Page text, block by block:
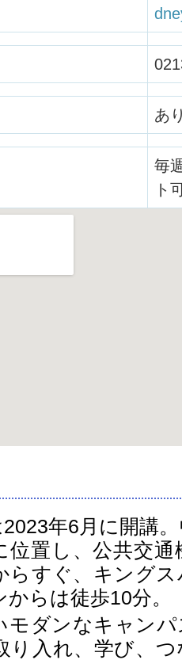
あ
毎
ト
年6月に開講
位置し、公共交
らすぐ、キング
らは徒歩10分。
モダンなキャン
り入れ、学び、